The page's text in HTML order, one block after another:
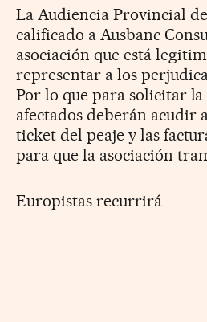
La Audiencia Provincial
calificado a Ausbanc
asociación que está
representar a los
Por lo que para solicitar
afectados deberán acudir
ticket del peaje y las
para que la asociación
Europistas recurrirá